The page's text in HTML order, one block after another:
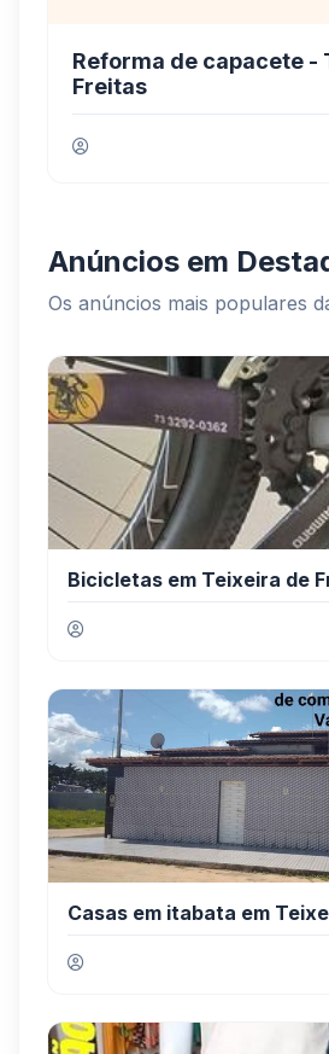
Reforma de capacete -
Freitas
Anúncios em
Os anúncios mais populares
Bicicletas em Teixeira de
Casas em itabata em